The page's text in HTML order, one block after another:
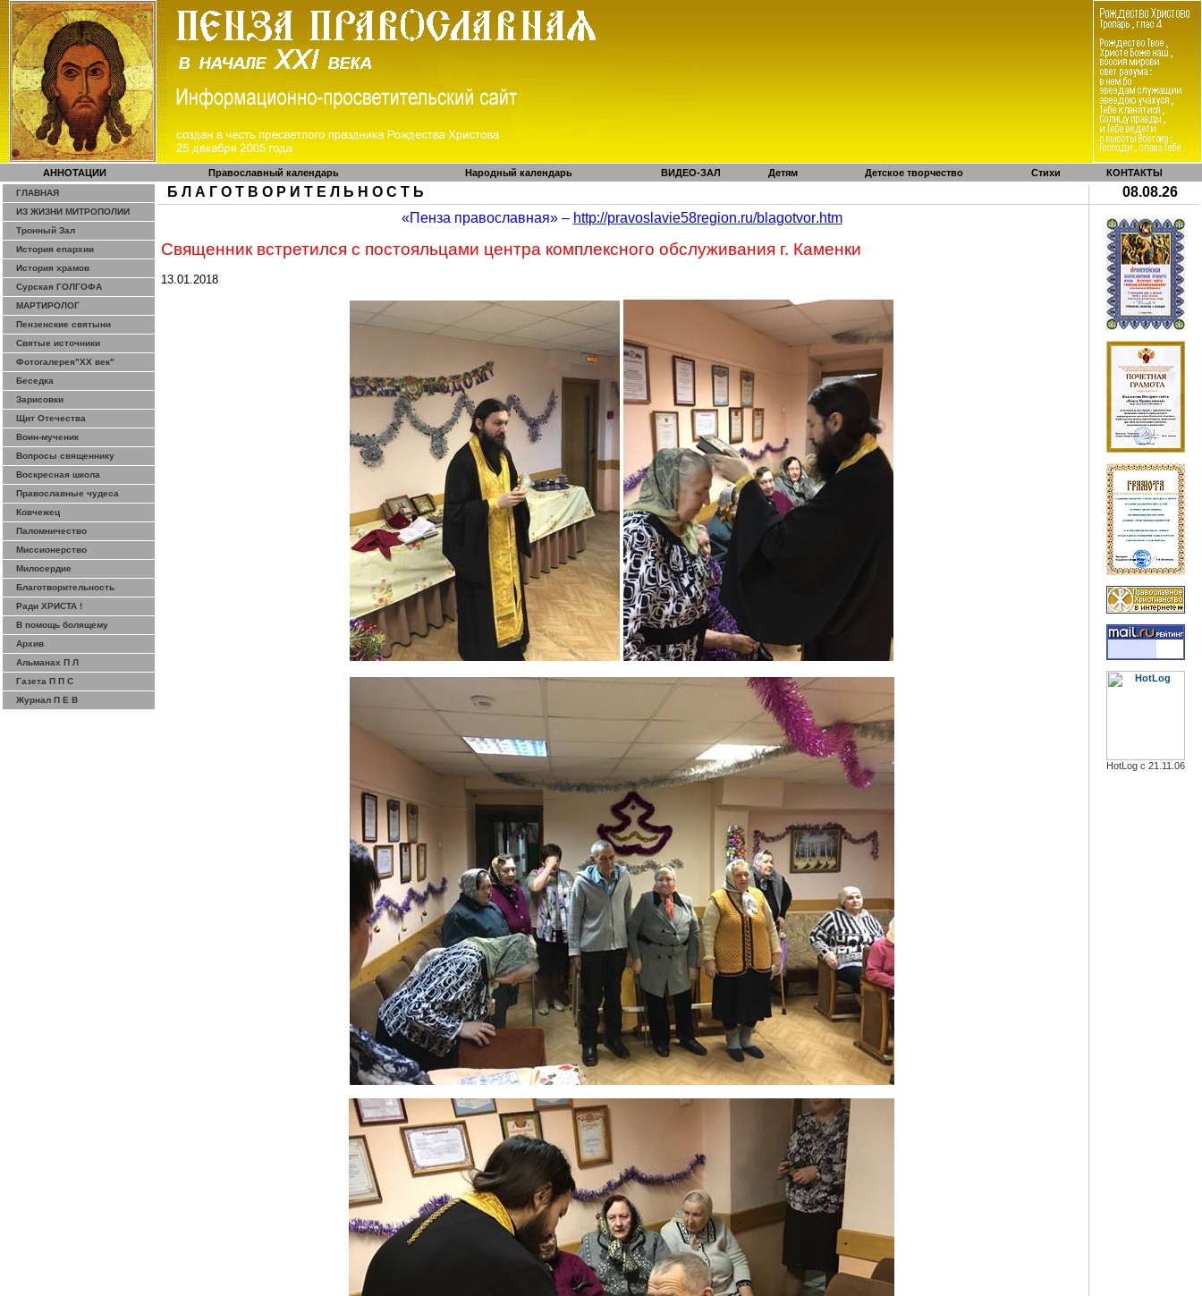
АННОТАЦИИ Православный календарь Народный календарь ВИДЕО-ЗАЛ Детям Детское творчество Стихи КОНТАКТЫ
ГЛАВНАЯ
ИЗ ЖИЗНИ МИТРОПОЛИИ
Тронный Зал
История епархии
История храмов
Сурская ГОЛГОФА
МАРТИРОЛОГ
Пензенские святыни
Святые источники
Фотогалерея"ХХ век"
Беседка
Зарисовки
Щит Отечества
Воин-мученик
Вопросы священнику
Воскресная школа
Православные чудеса
Ковчежец
Паломничество
Миссионерство
Милосердие
Благотворительность
Ради ХРИСТА !
В помощь болящему
Архив
Альманах П Л
Газета П П С
Журнал П Е В
Б Л А Г О Т В О Р И Т Е Л Ь Н О С Т Ь
08.08.26
«Пенза православная» – http://pravoslavie58region.ru/blagotvor.htm
Священник встретился с постояльцами центра комплексного обслуживания г. Каменки
13.01.2018
HotLog с 21.11.06